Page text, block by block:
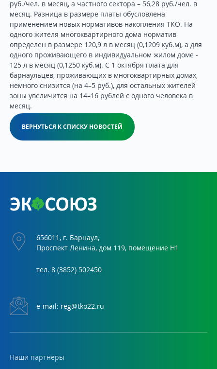
руб./чел. в месяц, а частного сектора – 56,28 руб./чел. в
месяц. Разница в размере платы обусловлена
применением новых нормативов накопления ТКО. На
одного жителя многоквартирного дома норматив
определен в размере 120,9 л в месяц (0,1209 куб.м), а для
одного проживающего в индивидуальном жилом доме -
125 л в месяц (0,1250 куб.м). С 1 октября плата для
барнаульцев, проживающих в многоквартирных домах,
немного снизится (на 4–5 руб.), для остальных жителей
зоны увеличится на 14–16 рублей с одного человека в
месяц.
ВЕРНУТЬСЯ К СПИСКУ НОВОСТЕЙ
656011, г. Барнаул,
Проспект Ленина, дом 119, помещение Н1
тел. 8 (3852) 502450
е-mail: reg@tko22.ru
Наши партнеры